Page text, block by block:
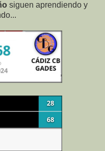
siguen aprendiendo y